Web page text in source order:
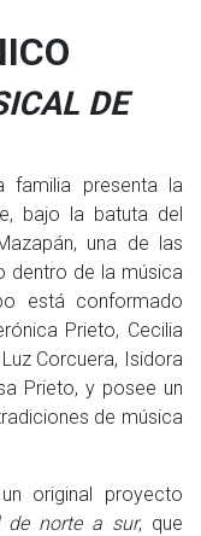
DE
familia presenta la
bajo la batuta del
una de las
dentro de la música
está conformado
Prieto, Cecilia
Corcuera, Isidora
Prieto, y posee un
de música
original proyecto
de norte a sur, que